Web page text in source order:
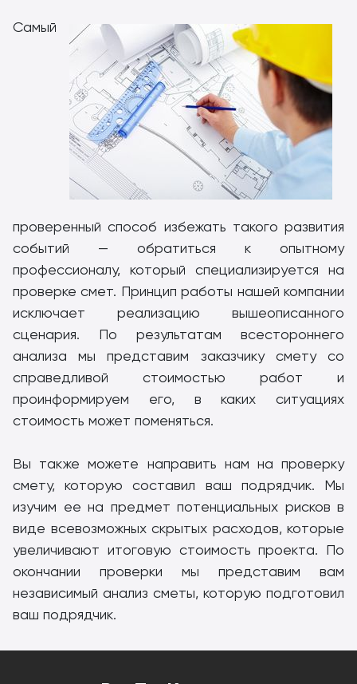
Самый
проверенный способ избежать такого развития
событий — обратиться к опытному
профессионалу, который специализируется на
проверке смет. Принцип работы нашей компании
исключает реализацию вышеописанного
сценария. По результатам всестороннего
анализа мы представим заказчику смету со
справедливой стоимостью работ и
проинформируем его, в каких ситуациях
стоимость может поменяться.
Вы также можете направить нам на проверку
смету, которую составил ваш подрядчик. Мы
изучим ее на предмет потенциальных рисков в
виде всевозможных скрытых расходов, которые
увеличивают итоговую стоимость проекта. По
окончании проверки мы представим вам
независимый анализ сметы, которую подготовил
ваш подрядчик.